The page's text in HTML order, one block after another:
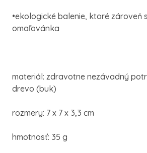
•ekologické balenie, ktoré zároveň
omaľovánka
materiál: zdravotne nezávadný
drevo (buk)
rozmery: 7 x 7 x 3,3 cm
hmotnosť: 35 g